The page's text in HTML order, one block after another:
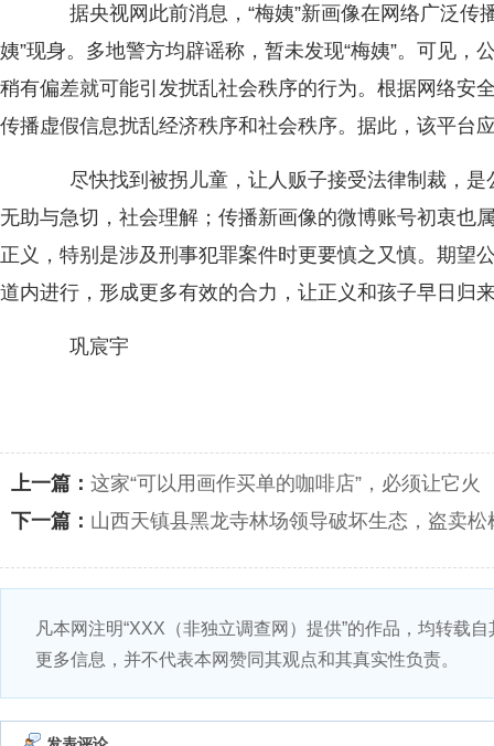
据央视网此前消息，“梅姨”新画像在网络广泛传
姨”现身。多地警方均辟谣称，暂未发现“梅姨”。可见，
稍有偏差就可能引发扰乱社会秩序的行为。根据网络安
传播虚假信息扰乱经济秩序和社会秩序。据此，该平台
尽快找到被拐儿童，让人贩子接受法律制裁，是
无助与急切，社会理解；传播新画像的微博账号初衷也
正义，特别是涉及刑事犯罪案件时更要慎之又慎。期望
道内进行，形成更多有效的合力，让正义和孩子早日归
巩宸宇
上一篇： 这家“可以用画作买单的咖啡店”，必须让它火
下一篇： 山西天镇县黑龙寺林场领导破坏生态，盗卖松
凡本网注明“XXX（非独立调查网）提供”的作品，均转载
更多信息，并不代表本网赞同其观点和其真实性负责。